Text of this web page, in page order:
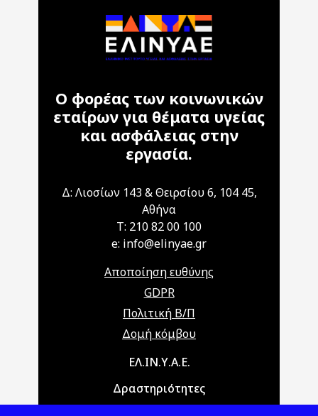
Ο φορέας των κοινωνικών
εταίρων για θέματα υγείας
και ασφάλειας στην
εργασία.
Δ: Λιοσίων 143 & Θειρσίου 6, 104 45,
Αθήνα
T: 210 82 00 100
e: info@elinyae.gr
Αποποίηση ευθύνης
GDPR
Πολιτική Β/Π
Δομή κόμβου
Main navigationΕΛ.ΙΝ.Υ.Α.Ε.
Δραστηριότητες